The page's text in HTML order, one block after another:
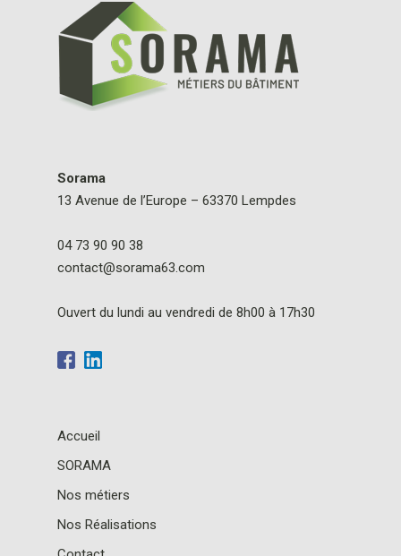
Sorama
13 Avenue de l’Europe – 63370 Lempdes
04 73 90 90 38
contact@sorama63.com
Ouvert du lundi au vendredi de 8h00 à 17h30
Accueil
SORAMA
Nos métiers
Nos Réalisations